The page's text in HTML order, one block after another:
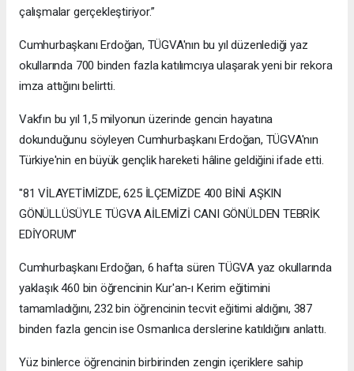
çalışmalar gerçekleştiriyor.”
Cumhurbaşkanı Erdoğan, TÜGVA'nın bu yıl düzenlediği yaz
okullarında 700 binden fazla katılımcıya ulaşarak yeni bir rekora
imza attığını belirtti.
Vakfın bu yıl 1,5 milyonun üzerinde gencin hayatına
dokunduğunu söyleyen Cumhurbaşkanı Erdoğan, TÜGVA'nın
Türkiye'nin en büyük gençlik hareketi hâline geldiğini ifade etti.
"81 VİLAYETİMİZDE, 625 İLÇEMİZDE 400 BİNİ AŞKIN
GÖNÜLLÜSÜYLE TÜGVA AİLEMİZİ CANI GÖNÜLDEN TEBRİK
EDİYORUM"
Cumhurbaşkanı Erdoğan, 6 hafta süren TÜGVA yaz okullarında
yaklaşık 460 bin öğrencinin Kur'an-ı Kerim eğitimini
tamamladığını, 232 bin öğrencinin tecvit eğitimi aldığını, 387
binden fazla gencin ise Osmanlıca derslerine katıldığını anlattı.
Yüz binlerce öğrencinin birbirinden zengin içeriklere sahip